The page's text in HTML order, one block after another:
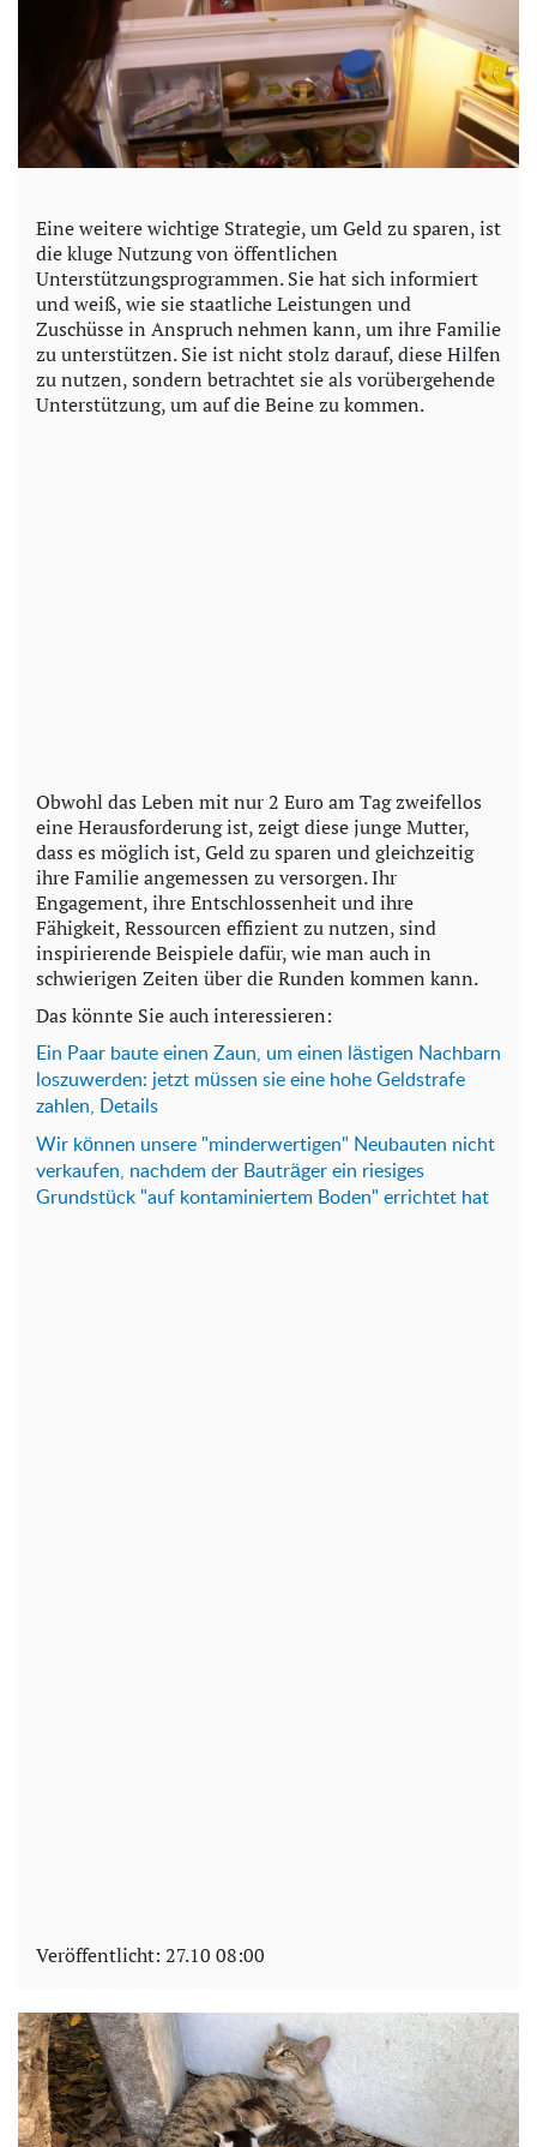
Eine weitere wichtige Strategie, um Geld zu sparen, ist
die kluge Nutzung von öffentlichen
Unterstützungsprogrammen. Sie hat sich informiert
und weiß, wie sie staatliche Leistungen und
Zuschüsse in Anspruch nehmen kann, um ihre Familie
zu unterstützen. Sie ist nicht stolz darauf, diese Hilfen
zu nutzen, sondern betrachtet sie als vorübergehende
Unterstützung, um auf die Beine zu kommen.
Obwohl das Leben mit nur 2 Euro am Tag zweifellos
eine Herausforderung ist, zeigt diese junge Mutter,
dass es möglich ist, Geld zu sparen und gleichzeitig
ihre Familie angemessen zu versorgen. Ihr
Engagement, ihre Entschlossenheit und ihre
Fähigkeit, Ressourcen effizient zu nutzen, sind
inspirierende Beispiele dafür, wie man auch in
schwierigen Zeiten über die Runden kommen kann.
Das könnte Sie auch interessieren:
Ein Paar baute einen Zaun, um einen lästigen Nachbarn
loszuwerden: jetzt müssen sie eine hohe Geldstrafe
zahlen, Details
Wir können unsere "minderwertigen" Neubauten nicht
verkaufen, nachdem der Bauträger ein riesiges
Grundstück "auf kontaminiertem Boden" errichtet hat
Veröffentlicht: 27.10 08:00